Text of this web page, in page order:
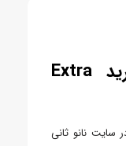
قیمت اسید استیک گرید Extra
سایت نانو ثانی